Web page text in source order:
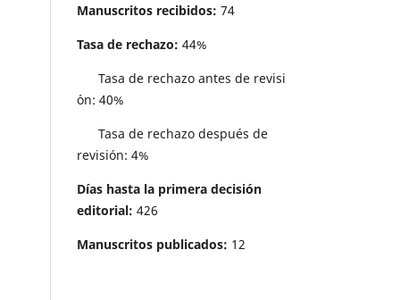
Manuscritos recibidos: 74
Tasa de rechazo: 44%
Tasa de rechazo antes de revisi
´on: 40%
Tasa de rechazo después de
revisión: 4%
Días hasta la primera decisión
editorial: 426
Manuscritos publicados: 12